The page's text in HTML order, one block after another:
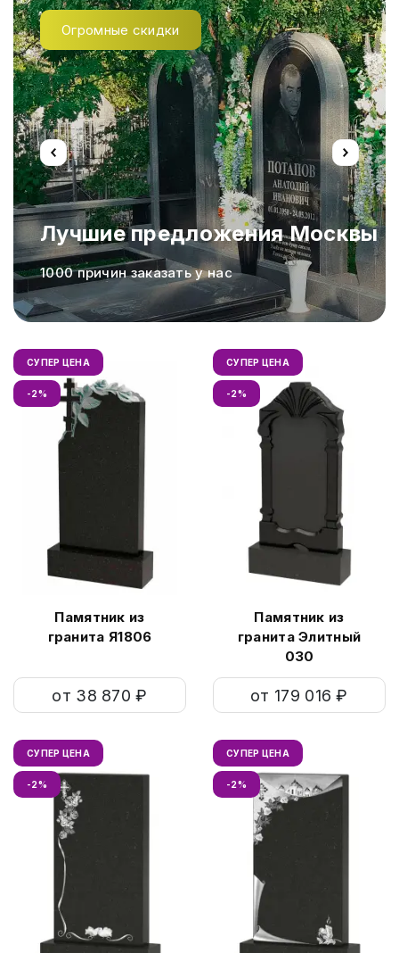
Огромные скидки
Лучшие предложения Москвы
1000 причин заказать у нас
СУПЕР ЦЕНА
-2%
Памятник из
гранита Я1806
от 38 870 ₽
СУПЕР ЦЕНА
-2%
Памятник из
гранита Элитный
030
от 179 016 ₽
СУПЕР ЦЕНА
-2%
СУПЕР ЦЕНА
-2%